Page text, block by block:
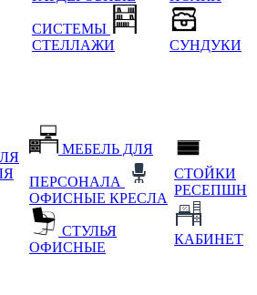
СИСТЕМЫ
СТЕЛЛАЖИ
СУНДУКИ
МЕБЕЛЬ ДЛЯ
ПЕРСОНАЛА
ОФИСНЫЕ КРЕСЛА
СТУЛЬЯ
ОФИСНЫЕ
СТОЙКИ
РЕСЕПШН
КАБИНЕТ